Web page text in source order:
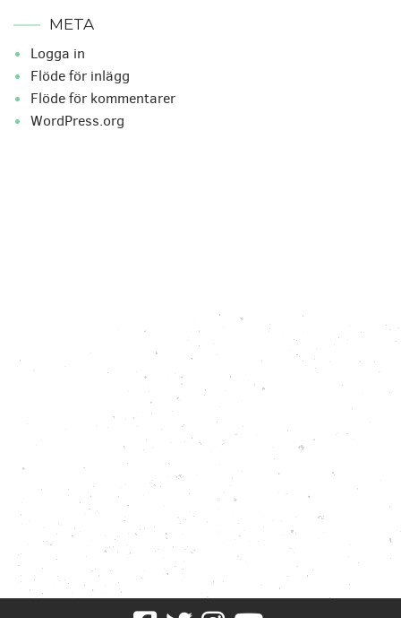
META
Logga in
Flöde för inlägg
Flöde för kommentarer
WordPress.org